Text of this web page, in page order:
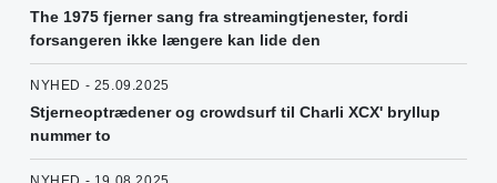
The 1975 fjerner sang fra streamingtjenester, fordi
forsangeren ikke længere kan lide den
NYHED - 25.09.2025
Stjerneoptrædener og crowdsurf til Charli XCX' bryllup
nummer to